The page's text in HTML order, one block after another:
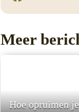
Meer
Hoe opruimen